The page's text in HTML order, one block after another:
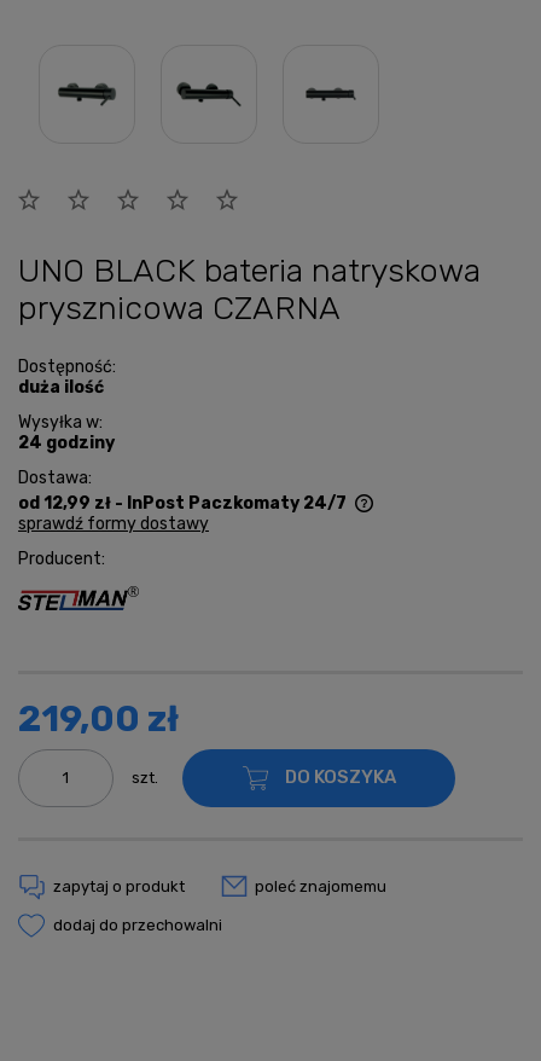
UNO BLACK bateria natryskowa
prysznicowa CZARNA
Dostępność:
duża ilość
Wysyłka w:
24 godziny
Dostawa:
od 12,99 zł - InPost Paczkomaty 24/7
Cena nie zawiera ewentualnych kosztów płatności
sprawdź formy dostawy
Producent:
219,00 zł
szt. DO KOSZYKA
zapytaj o produkt poleć znajomemu
dodaj do przechowalni